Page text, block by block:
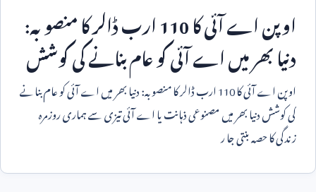
اوپن اے آئی کا110ارب ڈالر کا منصوبہ:
دنیا بھر میں اے آئی کو عام بنانے کی کوشش
اوپن اے آئی کا110ارب ڈالر کا منصوبہ: دنیا بھر میں اے آئی کو عام بنانے
کی کوشش دنیا بھر میں مصنوعی ذہانت یا اے آئی تیزی سے ہماری روزمرہ
زندگی کا حصہ بنتی جا ر